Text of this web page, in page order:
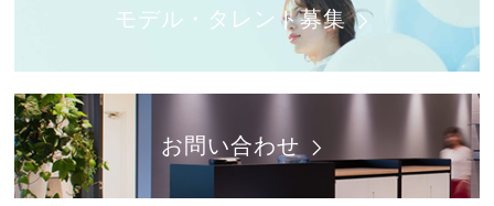
モデル・タレント募集
お問い合わせ